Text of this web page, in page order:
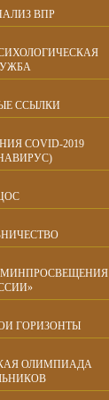
ВПР
ССЫЛКИ
COVID-2019
МИНПРОСВЕЩЕНИЯ
ГОРИЗОНТЫ
ОЛИМПИАДА